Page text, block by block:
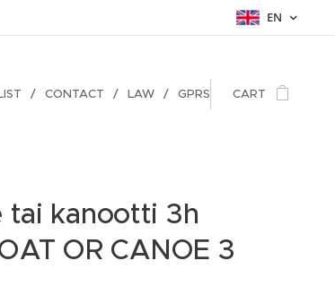
EN
CONTACT LAW GPRS CART
tai kanootti 3h
OR CANOE 3